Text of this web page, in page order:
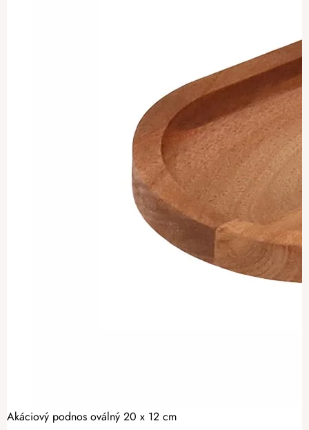
Akáciový podnos oválný 20 x 12 cm